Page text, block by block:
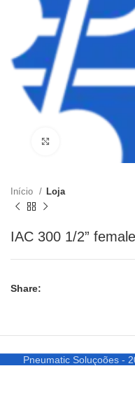
Clique para
Início Loja
IAC 300 1/2”
Share:
Pneumatic Soluçoões -